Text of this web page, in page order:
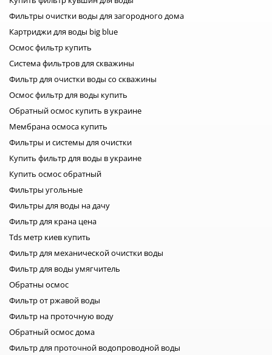
Цвет: тёмно-зелёный Перед
началом использования
необходимо Сполоснуть кувшин
и все его детали. Поместить
картридж в емкость с водой,
чтобы вышел воздух. Ввернуть
сменный картридж в воронку
х кувшинов перед началом
использования.
Фильтры очистки воды для загородного дома
Картриджи для воды big blue
Осмос фильтр купить
Система фильтров для скважины
Фильтр для очистки воды со скважины
Осмос фильтр для воды купить
Обратный осмос купить в украине
Мембрана осмоса купить
Фильтры и системы для очистки
Купить фильтр для воды в украине
Купить осмос обратный
Фильтры угольные
Фильтры для воды на дачу
Фильтр для крана цена
Tds метр киев купить
Фильтр для механической очистки воды
Фильтр для воды умягчитель
Обратны осмос
Фильтр от ржавой воды
Фильтр на проточную воду
Обратный осмос дома
Фильтр для проточной водопроводной воды